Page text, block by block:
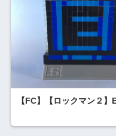
【FC】【ロックマン２】